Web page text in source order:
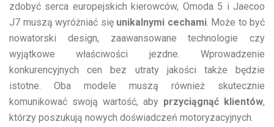
zdobyć serca europejskich kierowców, Omoda 5 i Jaecoo
J7 muszą wyróżniać się unikalnymi cechami. Może to być
nowatorski design, zaawansowane technologie czy
wyjątkowe właściwości jezdne. Wprowadzenie
konkurencyjnych cen bez utraty jakości także będzie
istotne. Oba modele muszą również skutecznie
komunikować swoją wartość, aby przyciągnąć klientów,
którzy poszukują nowych doświadczeń motoryzacyjnych.